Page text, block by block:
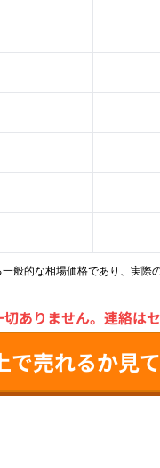
的な相場価格であり、実際
ありません。 連絡は
で売れるか見